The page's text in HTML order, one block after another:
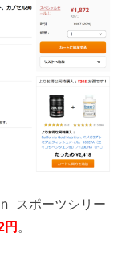
スポーツシリー
。